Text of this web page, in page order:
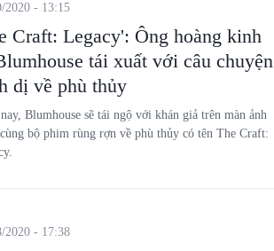
Craft: Legacy': Ông hoàng kinh
tái xuất với câu chuyện
dị về phù thủy
2020 - 13:15
Blumhouse sẽ tái ngộ với khán giả trên màn ảnh
bộ phim rùng rợn về phù thủy có tên The Craft:
2020 - 17:38